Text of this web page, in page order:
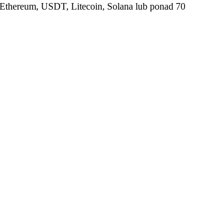
USDT, Litecoin, Solana lub ponad 70